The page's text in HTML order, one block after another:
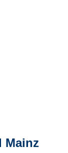
Mainz